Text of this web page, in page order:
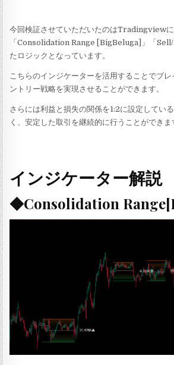
今回検証させていただいたのはTradingview
「Consolidation Range [BigBeluga]」「
たロジックとなっています。
こちらのインジケーターを活用することでブ
ントリー戦略を実現させることができます。
さらには利益と損失の関係を1:2に設定してい
く、安定した取引を継続的に行うことができま
インジケーター解説
◆Consolidation